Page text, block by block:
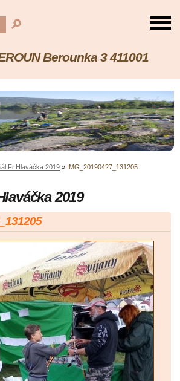
Berounka 3 411001
Fr.Hlaváčka 2019 » IMG_20190427_131205
2019